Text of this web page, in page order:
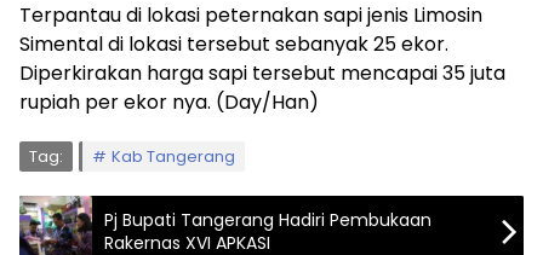
Terpantau di lokasi peternakan sapi jenis Limosin
Simental di lokasi tersebut sebanyak 25 ekor.
Diperkirakan harga sapi tersebut mencapai 35 juta
rupiah per ekor nya. (Day/Han)
Tag: Kab Tangerang
Pj Bupati Tangerang Hadiri Pembukaan
Rakernas XVI APKASI